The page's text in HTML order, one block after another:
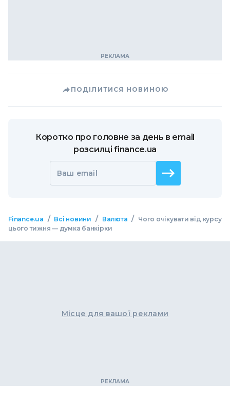
ПОДІЛИТИСЯ НОВИНОЮ
Коротко про головне за день в email
розсилці finance.ua
Ваш email
Finance.ua / Всі новини / Валюта / Чого очікувати від курсу
цього тижня — думка банкірки
Місце для вашої реклами